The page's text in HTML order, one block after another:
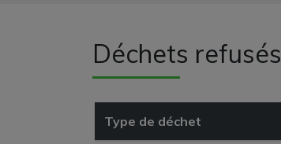
Déchets refusés
Type de déchet